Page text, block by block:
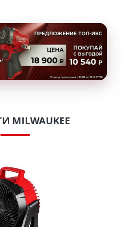
MILWAUKEE